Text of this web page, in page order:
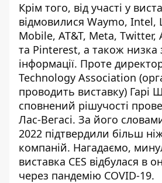
Крім того, від участі у
відмовилися Waymo, Intel,
Mobile, AT&T, Meta, Twitter,
та Pinterest, а також низка
інформації. Проте
Technology Association
проводить виставку) Гарі
сповнений рішучості
Лас-Вегасі. За його
2022 підтвердили більш
компаній. Нагадаємо,
виставка CES відбулася в
через пандемію COVID-19.